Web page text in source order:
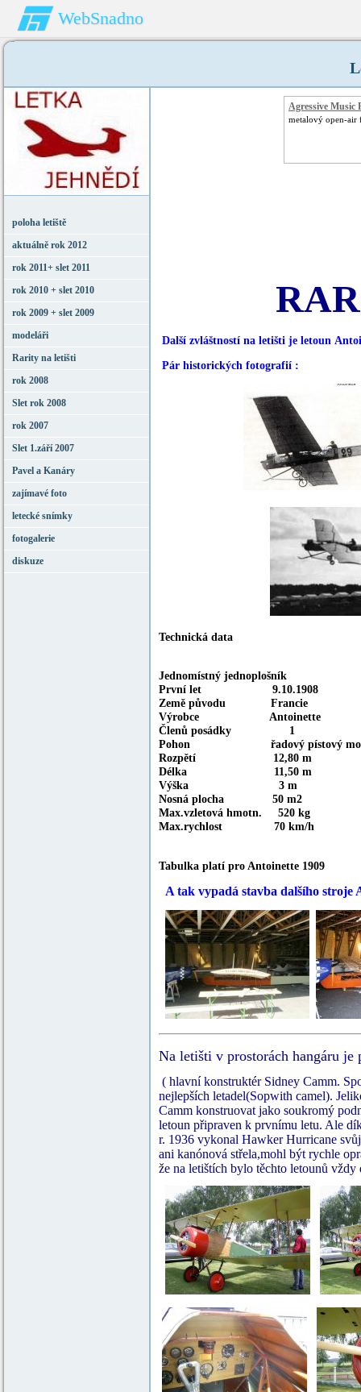
WebSnadno
poloha letiště
aktuálně rok 2012
rok 2011+ slet 2011
rok 2010 + slet 2010
rok 2009 + slet 2009
modeláři
Rarity na letišti
rok 2008
Slet rok 2008
rok 2007
Slet 1.září 2007
Pavel a Kanáry
zajímavé foto
letecké snímky
fotogalerie
diskuze
Agressive Music
metalový open-air
Další zvláštností na letišti je letoun
Pár historických fotografií :
Technická data
Jednomístný jednoplošník
První let 9.10.1908
Země původu Francie
Výrobce Antoinette
Členů posádky 1
Pohon řadový pístový motor
Rozpětí 12,80 m
Délka 11,50 m
Výška 3 m
Nosná plocha 50 m2
Max.vzletová hmotn. 520 kg
Max.rychlost 70 km/h
Tabulka platí pro Antoinette 1909
A tak vypadá stavba dalšího stroje
Na letišti v prostorách hangáru
( hlavní konstruktér Sidney Camm.
nejlepších letadel(Sopwith camel).
Camm konstruovat jako soukromý
letoun připraven k prvnímu letu. Ale
r. 1936 vykonal Hawker Hurricane
ani kanónová střela,mohl být rychle
že na letištích bylo těchto letounů vždy